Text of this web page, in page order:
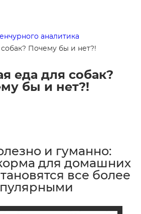
аналитика
собак? Почему бы и нет?!
еда для собак?
бы и нет?!
и гуманно:
для домашних
все более